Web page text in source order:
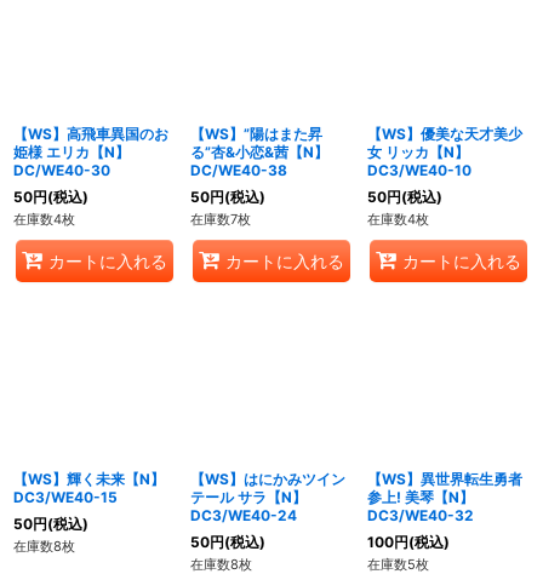
【WS】高飛車異国のお
姫様 エリカ【N】
DC/WE40-30
50円(税込)
在庫数4枚
カートに入れる
【WS】”陽はまた昇
る”杏&小恋&茜【N】
DC/WE40-38
50円(税込)
在庫数7枚
カートに入れる
【WS】優美な天才美少
女 リッカ【N】
DC3/WE40-10
50円(税込)
在庫数4枚
カートに入れる
【WS】輝く未来【N】
DC3/WE40-15
50円(税込)
在庫数8枚
【WS】はにかみツイン
テール サラ【N】
DC3/WE40-24
50円(税込)
在庫数8枚
【WS】異世界転生勇者
参上! 美琴【N】
DC3/WE40-32
100円(税込)
在庫数5枚